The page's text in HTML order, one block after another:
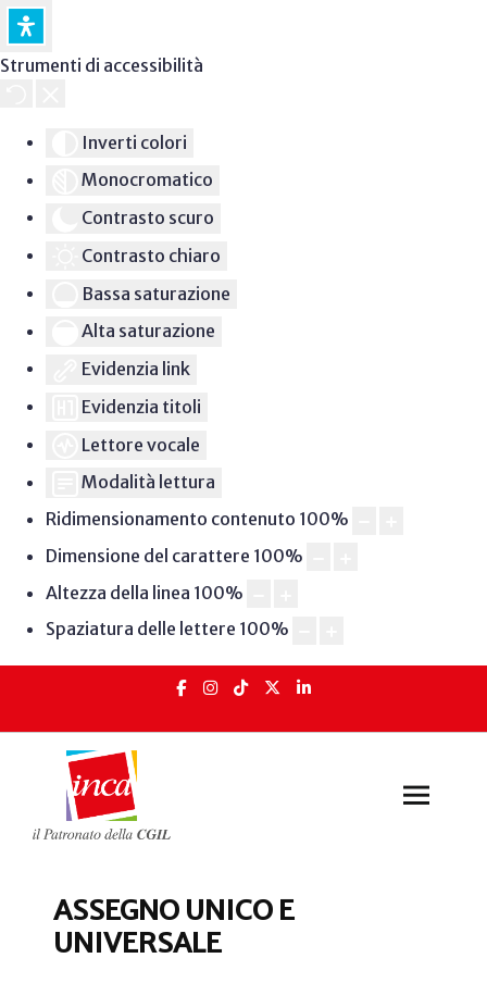
Strumenti di accessibilità
Inverti colori
Monocromatico
Contrasto scuro
Contrasto chiaro
Bassa saturazione
Alta saturazione
Evidenzia link
Evidenzia titoli
Lettore vocale
Modalità lettura
Ridimensionamento contenuto 100%
Dimensione del carattere 100%
Altezza della linea 100%
Spaziatura delle lettere 100%
ASSEGNO UNICO E
UNIVERSALE